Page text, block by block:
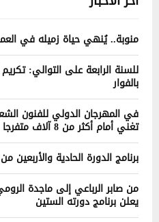
منوبة.. يُنهي حياة زميله في
للسنة الرابعة على التوالي:
بالفوار
في المهرجان الدولي للفنون
تغني أمام أكثر من 8 آلاف متفرجا
برنامج الدورة الحادية
من صابر الرباعي إلى ماجدة
يعلن برنامج دورته الستين